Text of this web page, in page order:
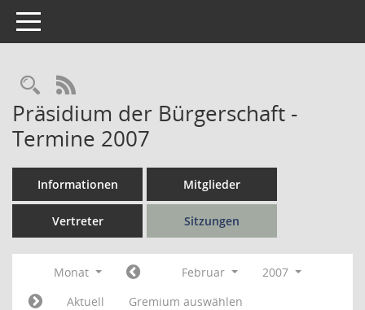
Toggle navigation
Rechercheauswahl
RSS-Feed
Präsidium der Bürgerschaft -
Termine 2007
Informationen Mitglieder
Vertreter Sitzungen
Monat Februar
2007
Aktuell
Gremium auswählen